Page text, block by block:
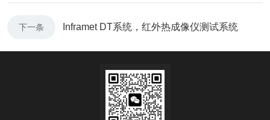
下一条 Inframet DT系统，红外热成像仪测试系统